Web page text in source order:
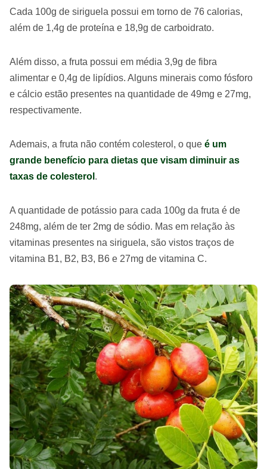
Cada 100g de siriguela possui em torno de 76 calorias,
além de 1,4g de proteína e 18,9g de carboidrato.
Além disso, a fruta possui em média 3,9g de fibra
alimentar e 0,4g de lipídios. Alguns minerais como fósforo
e cálcio estão presentes na quantidade de 49mg e 27mg,
respectivamente.
Ademais, a fruta não contém colesterol, o que é um
grande benefício para dietas que visam diminuir as
taxas de colesterol .
A quantidade de potássio para cada 100g da fruta é de
248mg, além de ter 2mg de sódio. Mas em relação às
vitaminas presentes na siriguela, são vistos traços de
vitamina B1, B2, B3, B6 e 27mg de vitamina C.